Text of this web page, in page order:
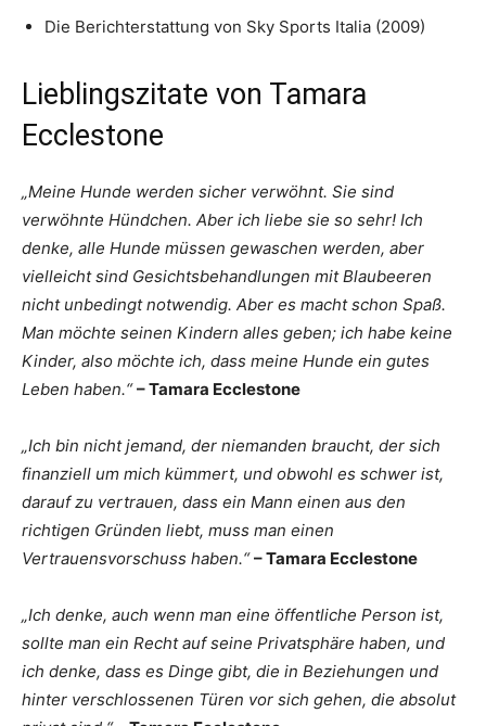
Die Berichterstattung von Sky Sports Italia (2009)
Lieblingszitate von Tamara
Ecclestone
„Meine Hunde werden sicher verwöhnt. Sie sind
verwöhnte Hündchen. Aber ich liebe sie so sehr! Ich
denke, alle Hunde müssen gewaschen werden, aber
vielleicht sind Gesichtsbehandlungen mit Blaubeeren
nicht unbedingt notwendig. Aber es macht schon Spaß.
Man möchte seinen Kindern alles geben; ich habe keine
Kinder, also möchte ich, dass meine Hunde ein gutes
Leben haben.“– Tamara Ecclestone
„Ich bin nicht jemand, der niemanden braucht, der sich
finanziell um mich kümmert, und obwohl es schwer ist,
darauf zu vertrauen, dass ein Mann einen aus den
richtigen Gründen liebt, muss man einen
Vertrauensvorschuss haben.“– Tamara Ecclestone
„Ich denke, auch wenn man eine öffentliche Person ist,
sollte man ein Recht auf seine Privatsphäre haben, und
ich denke, dass es Dinge gibt, die in Beziehungen und
hinter verschlossenen Türen vor sich gehen, die absolut